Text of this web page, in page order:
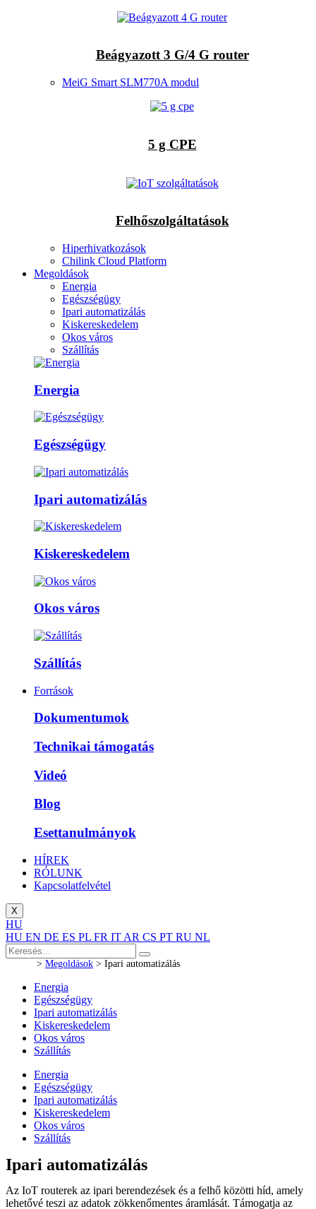
Beágyazott 3 G/4 G router
MeiG Smart SLM770A modul
5 g CPE
Felhőszolgáltatások
Hiperhivatkozások
Chilink Cloud Platform
Megoldások
Energia
Egészségügy
Ipari automatizálás
Kiskereskedelem
Okos város
Szállítás
Energia
Egészségügy
Ipari automatizálás
Kiskereskedelem
Okos város
Szállítás
Források
Dokumentumok
Technikai támogatás
Videó
Blog
Esettanulmányok
HÍREK
RÓLUNK
Kapcsolatfelvétel
X
HU
HU EN DE ES PL FR IT AR CS PT RU NL
> Megoldások > Ipari automatizálás
Energia
Egészségügy
Ipari automatizálás
Kiskereskedelem
Okos város
Szállítás
Energia
Egészségügy
Ipari automatizálás
Kiskereskedelem
Okos város
Szállítás
Ipari automatizálás
Az IoT routerek az ipari berendezések és a felhő közötti híd, amely
lehetővé teszi az adatok zökkenőmentes áramlását. Támogatja az